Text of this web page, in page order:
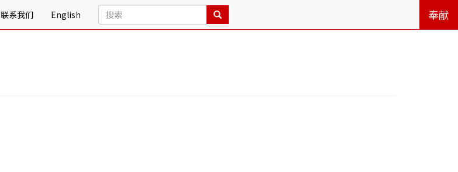
联系我们 English 奉献